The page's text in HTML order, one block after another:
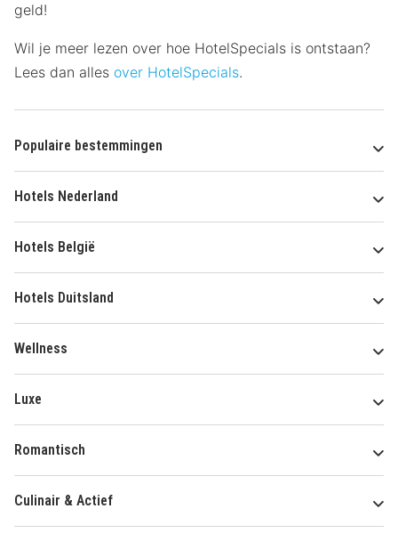
geld!
Wil je meer lezen over hoe HotelSpecials is ontstaan?
Lees dan alles over HotelSpecials.
Populaire bestemmingen
Hotels Nederland
Hotels België
Hotels Duitsland
Wellness
Luxe
Romantisch
Culinair & Actief